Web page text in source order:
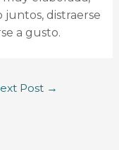
juntos, distraerse
a gusto.
Post →